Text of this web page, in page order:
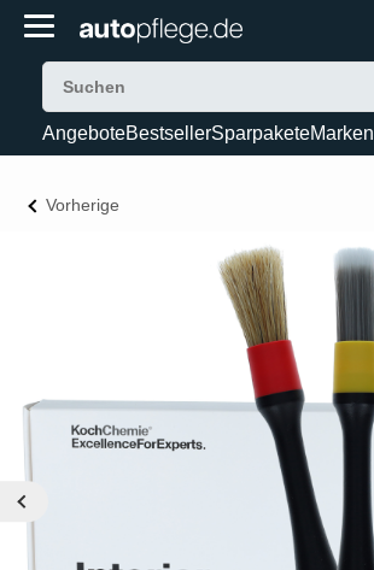
AngeboteBestsellerSparpaketeMarken
Vorherige